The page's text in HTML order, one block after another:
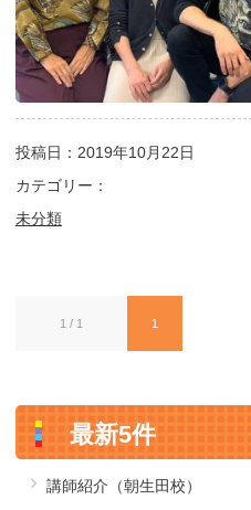
投稿日：2019年10月22日
カテゴリー：
未分類
1 / 1 1
最新5件
講師紹介（朝生田校）